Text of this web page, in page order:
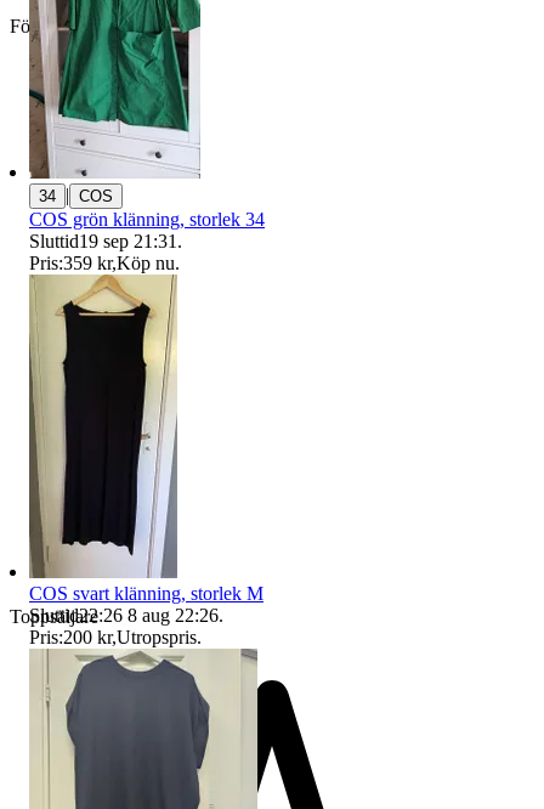
Företag
Toppsäljare
34 | COS
COS grön klänning, storlek 34
Sluttid19 sep 21:31 .
Pris:359 kr,Köp nu.
COS svart klänning, storlek M
Sluttid22:26 8 aug 22:26.
Pris:200 kr,Utropspris.